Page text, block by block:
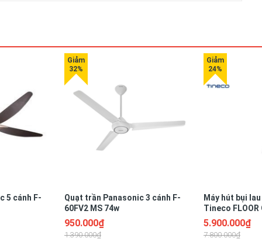
thời không làm hơi nước rơi trở lại lên cơm. Đĩa nhiệt có
cơm.
5 cánh F-
Quạt trần Panasonic 3 cánh F-
60FV2 MS 74w
950.000₫
1.390.000₫
Máy hút bụi
Tineco
Extreme
5.900.000₫
7.800.000₫